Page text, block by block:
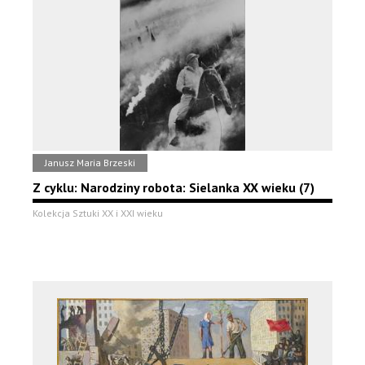
Janusz Maria Brzeski
Z cyklu: Narodziny robota: Sielanka XX wieku (7)
Kolekcja Sztuki XX i XXI wieku